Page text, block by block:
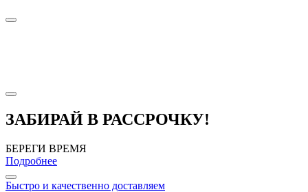
ЗАБИРАЙ В РАССРОЧКУ!
БЕРЕГИ ВРЕМЯ
Подробнее
Быстро и качественно доставляем